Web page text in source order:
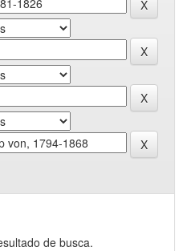
de busca.